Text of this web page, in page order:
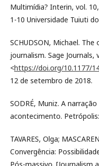
Multimídia? Interin, vol.
1-10 Universidade Tuiuti
SCHUDSON, Michael.
journalism. Sage Journals,
<https://doi.org/10.1177/
12 de setembro de 2018.
SODRÉ, Muniz. A
acontecimento.
TAVARES, Olga;
Convergência: